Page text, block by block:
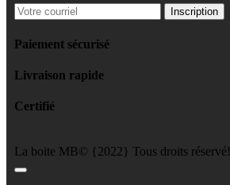
Paiement sécurisé
Livraison rapide
Certifié
La boite MB© {2022} Tous droits réservé!